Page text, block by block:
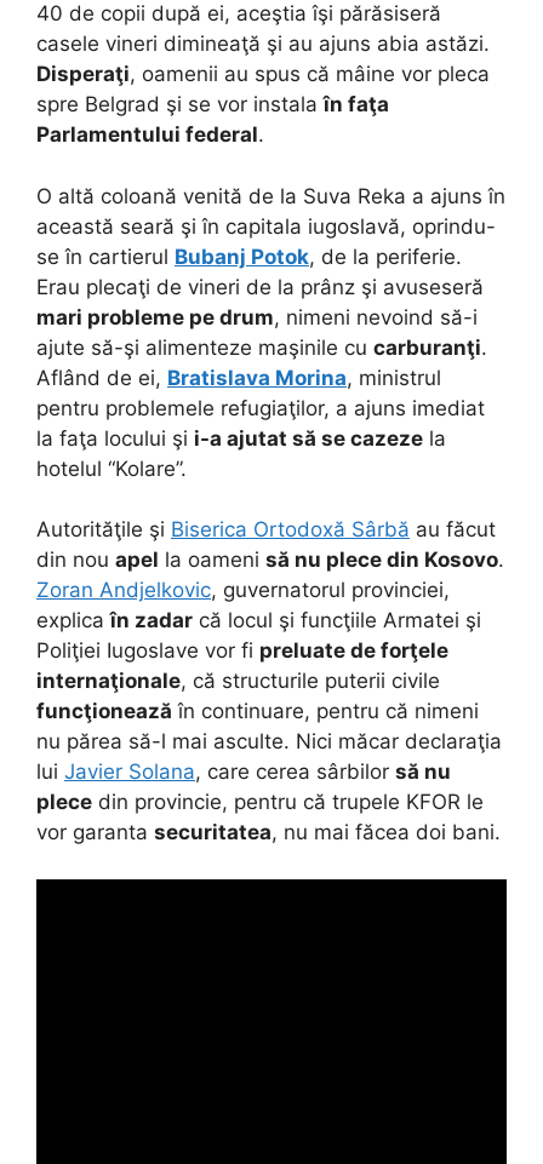
40 de copii după ei, aceştia îşi părăsiseră
casele vineri dimineaţă şi au ajuns abia astăzi.
Disperaţi, oamenii au spus că mâine vor pleca
spre Belgrad şi se vor instalaîn faţa
Parlamentului federal.
O altă coloană venită de la Suva Reka a ajuns în
această seară şi în capitala iugoslavă, oprindu-
se în cartierul Bubanj Potok, de la periferie.
Erau plecaţi de vineri de la prânz şi avuseseră
mari probleme pe drum, nimeni nevoind să-i
ajute să-şi alimenteze maşinile cu carburanţi.
Aflând de ei, Bratislava Morina, ministrul
pentru problemele refugiaţilor, a ajuns imediat
la faţa locului şi i-a ajutat să se cazeze la
hotelul “Kolare”.
Autorităţile şi Biserica Ortodoxă Sârbă au făcut
din nou apel la oameni să nu plece din Kosovo.
Zoran Andjelkovic, guvernatorul provinciei,
explicaîn zadar că locul şi funcţiile Armatei şi
Poliţiei Iugoslave vor fi preluate de forţele
internaţionale, că structurile puterii civile
funcţionează în continuare, pentru că nimeni
nu părea să-l mai asculte. Nici măcar declaraţia
lui Javier Solana, care cerea sârbilor să nu
plece din provincie, pentru că trupele KFOR le
vor garanta securitatea, nu mai făcea doi bani.